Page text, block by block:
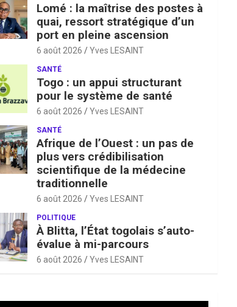
Lomé : la maîtrise des postes à
quai, ressort stratégique d’un
port en pleine ascension
6 août 2026 Yves LESAINT
SANTÉ
Togo : un appui structurant
pour le système de santé
6 août 2026 Yves LESAINT
SANTÉ
Afrique de l’Ouest : un pas de
plus vers crédibilisation
scientifique de la médecine
traditionnelle
6 août 2026 Yves LESAINT
POLITIQUE
À Blitta, l’État togolais s’auto-
évalue à mi-parcours
6 août 2026 Yves LESAINT